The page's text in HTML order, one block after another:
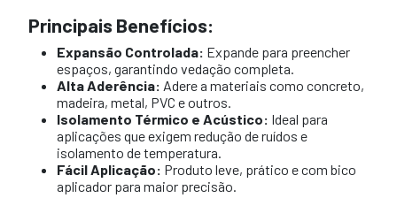
Principais Benefícios:
Expansão Controlada: Expande para preencher
espaços, garantindo vedação completa.
Alta Aderência: Adere a materiais como concreto,
madeira, metal, PVC e outros.
Isolamento Térmico e Acústico: Ideal para
aplicações que exigem redução de ruídos e
isolamento de temperatura.
Fácil Aplicação: Produto leve, prático e com bico
aplicador para maior precisão.